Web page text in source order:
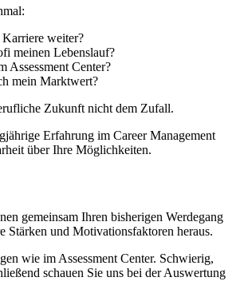
weiter?
meinen Lebenslauf?
Assessment Center?
mein Marktwert?
Zukunft nicht dem Zufall.
Erfahrung im Career Management
über Ihre Möglichkeiten.
gemeinsam Ihren bisherigen Werdegang
Stärken und Motivationsfaktoren heraus.
wie im Assessment Center. Schwierig,
schauen Sie uns bei der Auswertung